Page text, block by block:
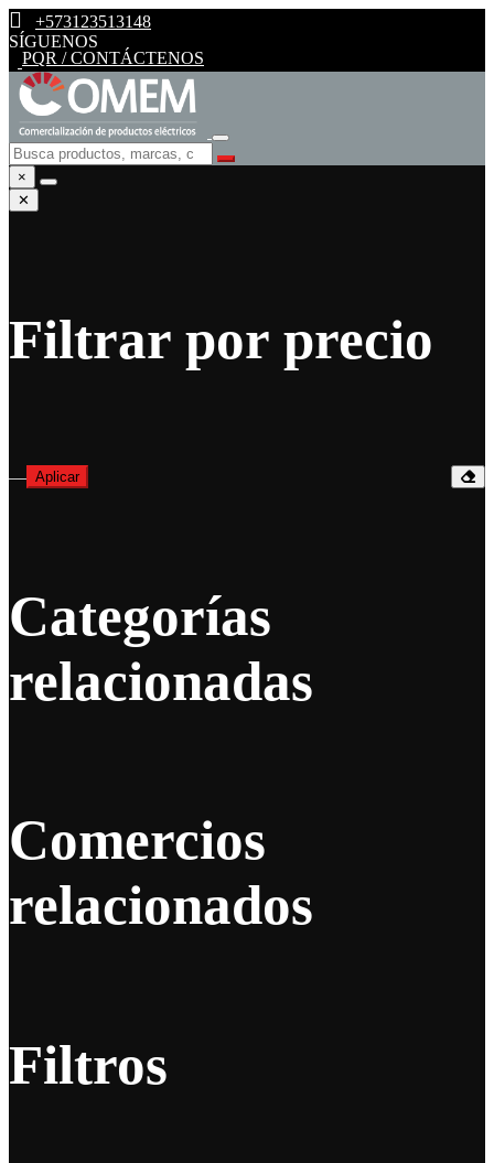
+573123513148
SÍGUENOS
PQR / CONTÁCTENOS
×
✕
Filtrar por precio
— Aplicar
Categorías
relacionadas
Comercios
relacionados
Filtros